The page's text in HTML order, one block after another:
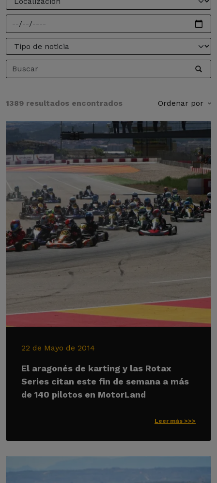
1389 resultados encontrados Ordenar por
22 de Mayo de 2014
El aragonés de karting y las Rotax
Series citan este fin de semana a más
de 140 pilotos en MotorLand
Leer más >>>